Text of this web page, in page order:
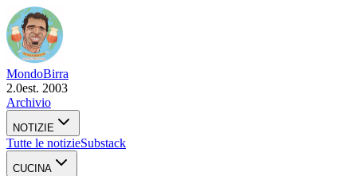
MondoBirra
2.0est. 2003
Archivio
NOTIZIE
Tutte le notizieSubstack
CUCINA